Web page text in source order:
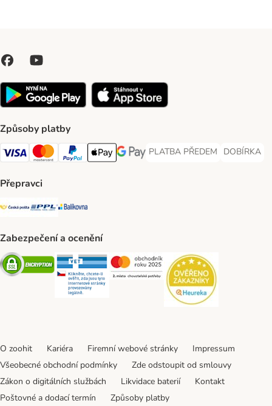
Způsoby platby
Visa Payment Method
Mastercard Payment Method
PayPal Payment Method
Apple pay Payment Method
GooglePay Payment Method
PLATBA PŘEDEM
PLATBA PŘEDEM Payment
DOBÍRKA
DOBÍRKA
Přepravci
Česká pošta Shipping Method
PPL Shipping Method
Balíkovna Shipping Method
Zabezpečení a ocenění
Security Security Security
O zoohit Kariéra Firemní webové stránky
Impressum
Všeobecné obchodní podmínky
Zde odstoupit od smlouvy
Zákon o digitálních službách
Likvidace baterií
Kontakt
Poštovné a dodací termín
Způsoby platby